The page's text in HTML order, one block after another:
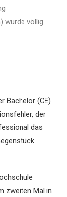
wurde völlig
Bachelor (CE)
der
das
zweiten Mal in